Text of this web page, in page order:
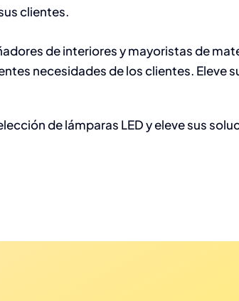
clientes.
de interiores y mayoristas de
necesidades de los clientes. Eleve
de lámparas LED y eleve sus